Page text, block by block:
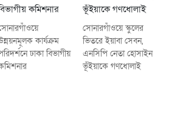
কার্যক্রম
ঢাকা বিভাগীয়
সোনারগাঁওয়ে স্কুলের
ভিতরে ইয়াবা সেবন,
এনসিপি নেতা হোসাইন
ভূঁইয়াকে গণধোলাই